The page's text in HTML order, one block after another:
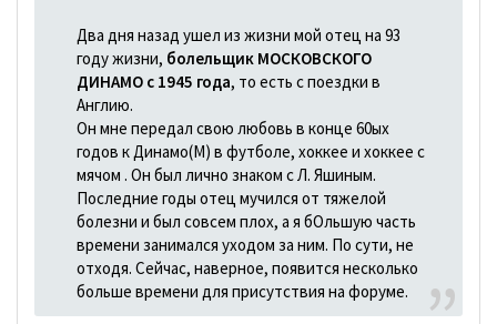
Два дня назад ушел из жизни мой отец на 93
году жизни, болельщик МОСКОВСКОГО
ДИНАМО с 1945 года, то есть с поездки в
Англию.
Он мне передал свою любовь в конце 60ых
годов к Динамо(М) в футболе, хоккее и хоккее с
мячом . Он был лично знаком с Л. Яшиным.
Последние годы отец мучился от тяжелой
болезни и был совсем плох, а я бОльшую часть
времени занимался уходом за ним. По сути, не
отходя. Сейчас, наверное, появится несколько
больше времени для присутствия на форуме.